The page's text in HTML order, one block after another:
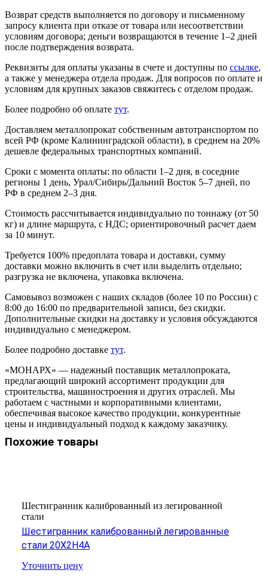
Возврат средств выполняется по договору и письменному
запросу клиента при отказе от товара или несоответствии
условиям договора; деньги возвращаются в течение 1–2 дней
после подтверждения возврата.
Реквизиты для оплаты указаны в счете и доступны по ссылке,
а также у менеджера отдела продаж. Для вопросов по оплате и
условиям для крупных заказов свяжитесь с отделом продаж.
Более подробно об оплате тут.
Доставляем металлопрокат собственным автотранспортом по
всей РФ (кроме Калининградской области), в среднем на 20%
дешевле федеральных транспортных компаний.
Сроки с момента оплаты: по области 1–2 дня, в соседние
регионы 1 день, Урал/Сибирь/Дальний Восток 5–7 дней, по
РФ в среднем 2–3 дня.
Стоимость рассчитывается индивидуально по тоннажу (от 50
кг) и длине маршрута, с НДС; ориентировочный расчет даем
за 10 минут.
Требуется 100% предоплата товара и доставки, сумму
доставки можно включить в счет или выделить отдельно;
разгрузка не включена, упаковка включена.
Самовывоз возможен с наших складов (более 10 по России) с
8:00 до 16:00 по предварительной записи, без скидки.
Дополнительные скидки на доставку и условия обсуждаются
индивидуально с менеджером.
Более подробно доставке тут.
«МОНАРХ» — надежный поставщик металлопроката,
предлагающий широкий ассортимент продукции для
строительства, машиностроения и других отраслей. Мы
работаем с частными и корпоративными клиентами,
обеспечивая высокое качество продукции, конкурентные
цены и индивидуальный подход к каждому заказчику.
Похожие товары
Шестигранник калиброванный из легированной
стали
Шестигранник калиброванный легированные
стали 20Х2Н4А
Уточнить цену